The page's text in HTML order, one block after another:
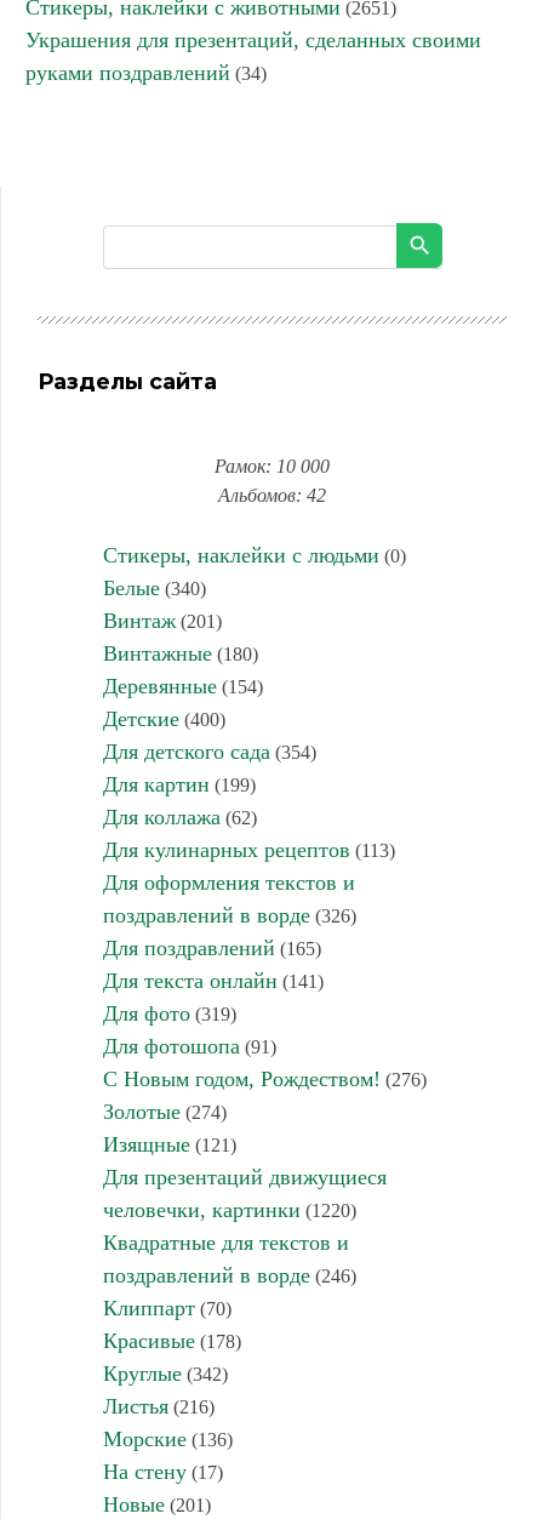
Стикеры, наклейки с животными (2651)
Украшения для презентаций, сделанных своими
руками поздравлений (34)
Разделы сайта
Рамок: 10 000
Альбомов: 42
Стикеры, наклейки с людьми (0)
Белые(340)
Винтаж(201)
Винтажные(180)
Деревянные(154)
Детские(400)
Для детского сада (354)
Для картин (199)
Для коллажа (62)
Для кулинарных рецептов (113)
Для оформления текстов и
поздравлений в ворде(326)
Для поздравлений (165)
Для текста онлайн (141)
Для фото(319)
Для фотошопа (91)
С Новым годом, Рождеством! (276)
Золотые(274)
Изящные(121)
Для презентаций движущиеся
человечки, картинки (1220)
Квадратные для текстов и
поздравлений в ворде(246)
Клиппарт(70)
Красивые(178)
Круглые(342)
Листья(216)
Морские(136)
На стену(17)
Новые(201)